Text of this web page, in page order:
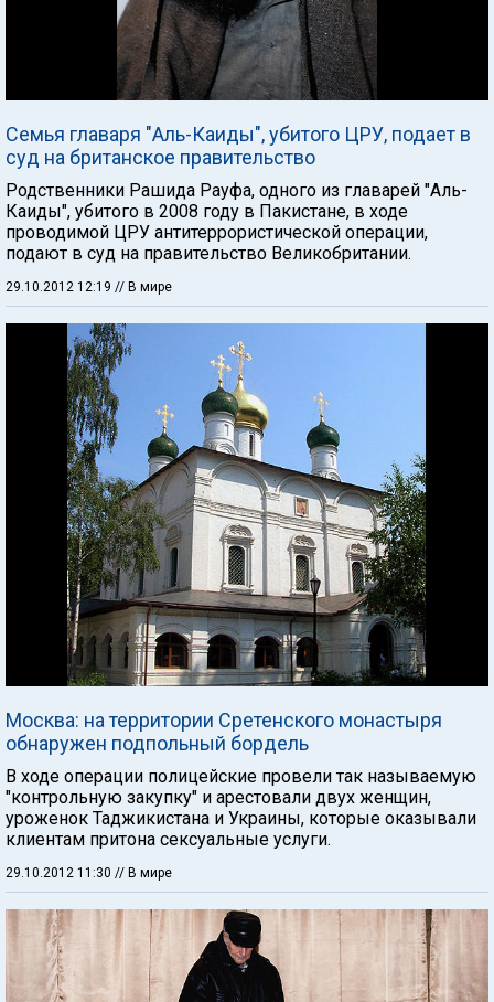
Семья главаря "Аль-Каиды", убитого ЦРУ, подает в
суд на британское правительство
Родственники Рашида Рауфа, одного из главарей "Аль-
Каиды", убитого в 2008 году в Пакистане, в ходе
проводимой ЦРУ антитеррористической операции,
подают в суд на правительство Великобритании.
29.10.2012 12:19 // В мире
Москва: на территории Сретенского монастыря
обнаружен подпольный бордель
В ходе операции полицейские провели так называемую
"контрольную закупку" и арестовали двух женщин,
уроженок Таджикистана и Украины, которые оказывали
клиентам притона сексуальные услуги.
29.10.2012 11:30 // В мире